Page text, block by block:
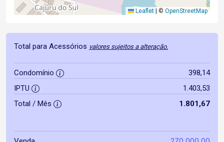
Leaflet © OpenStreetMap
Total para Acessórios valores sujeitos a alteração.
Condomínio
398,14
IPTU
1.403,53
Total / Mês
1.801,67